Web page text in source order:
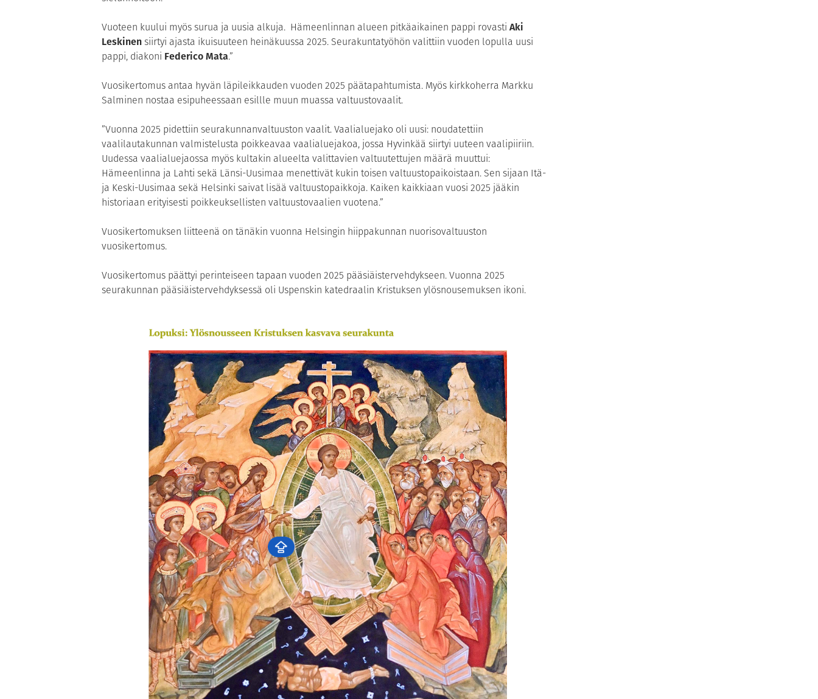
Vuoteen kuului myös surua ja uusia alkuja. Hämeenlinnan alueen pitkäaikainen pappi rovasti Aki
Leskinensiirtyi ajasta ikuisuuteen heinäkuussa 2025. Seurakuntatyöhön valittiin vuoden lopulla uusi
pappi, diakoni Federico Mata.”
Vuosikertomus antaa hyvän läpileikkauden vuoden 2025 päätapahtumista. Myös kirkkoherra Markku
Salminen nostaa esipuheessaan esillle muun muassa valtuustovaalit.
”Vuonna 2025 pidettiin seurakunnanvaltuuston vaalit. Vaalialuejako oli uusi: noudatettiin
vaalilautakunnan valmistelusta poikkeavaa vaalialuejakoa, jossa Hyvinkää siirtyi uuteen vaalipiiriin.
Uudessa vaalialuejaossa myös kultakin alueelta valittavien valtuutettujen määrä muuttui:
Hämeenlinna ja Lahti sekä Länsi-Uusimaa menettivät kukin toisen valtuustopaikoistaan. Sen sijaan Itä-
ja Keski-Uusimaa sekä Helsinki saivat lisää valtuustopaikkoja. Kaiken kaikkiaan vuosi 2025 jääkin
historiaan erityisesti poikkeuksellisten valtuustovaalien vuotena.”
Vuosikertomuksen liitteenä on tänäkin vuonna Helsingin hiippakunnan nuorisovaltuuston
vuosikertomus.
Vuosikertomus päättyi perinteiseen tapaan vuoden 2025 pääsiäistervehdykseen. Vuonna 2025
seurakunnan pääsiäistervehdyksessä oli Uspenskin katedraalin Kristuksen ylösnousemuksen ikoni.